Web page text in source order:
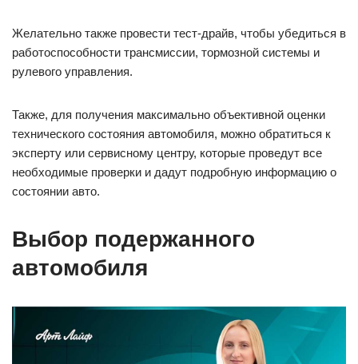
Желательно также провести тест-драйв, чтобы убедиться в
работоспособности трансмиссии, тормозной системы и
рулевого управления.
Также, для получения максимально объективной оценки
технического состояния автомобиля, можно обратиться к
эксперту или сервисному центру, которые проведут все
необходимые проверки и дадут подробную информацию о
состоянии авто.
Выбор подержанного
автомобиля